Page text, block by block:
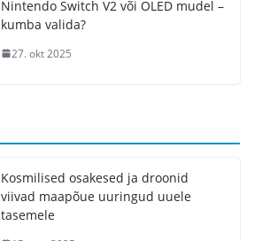
Nintendo Switch V2 või OLED mudel –
kumba valida?
27. okt 2025
Kosmilised osakesed ja droonid
viivad maapõue uuringud uuele
tasemele